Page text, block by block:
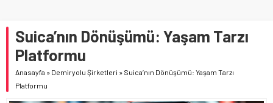
Suica’nın Dönüşümü: Yaşam Tarzı
Platformu
Anasayfa » Demiryolu Şirketleri » Suica’nın Dönüşümü: Yaşam Tarzı
Platformu